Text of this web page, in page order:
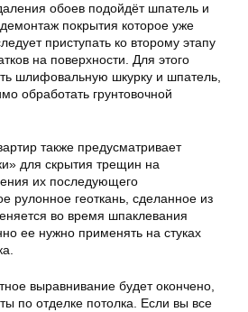
обоев подойдёт шпатель и
покрытия которое уже
приступать ко второму этапу
на поверхности. Для этого
шлифовальную шкурку и шпатель,
обработать грунтовочной
также предусматривает
для скрытия трещин на
их последующего
рулонное геоткань, сделанное из
во время шпаклевания
ее нужно применять на стуках
выравнивание будет окончено,
по отделке потолка. Если вы все